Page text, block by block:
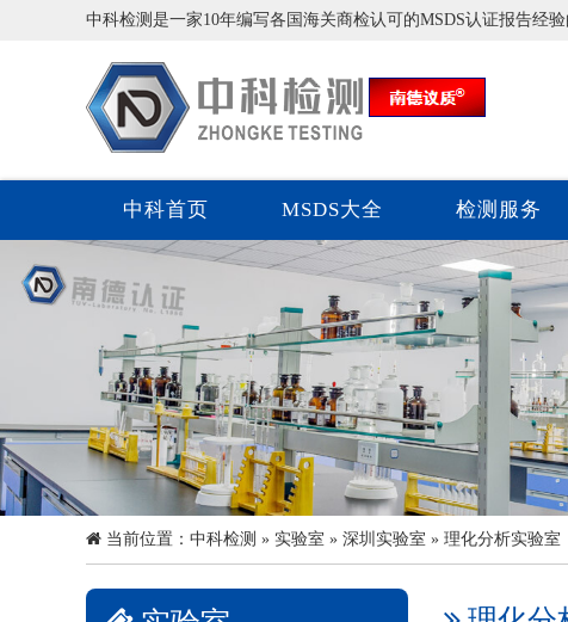
中科检测是一家10年编写各国海关商检认可的MSDS认证报告经验
中科首页 MSDS大全 检测服务
当前位置： 中科检测 » 实验室 » 深圳实验室 » 理化分析实验室